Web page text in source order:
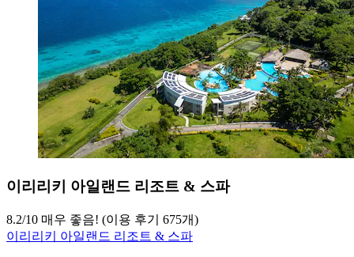
이리리키 아일랜드 리조트 & 스파
8.2/10 매우 좋음! (이용 후기 675개)
이리리키 아일랜드 리조트 & 스파